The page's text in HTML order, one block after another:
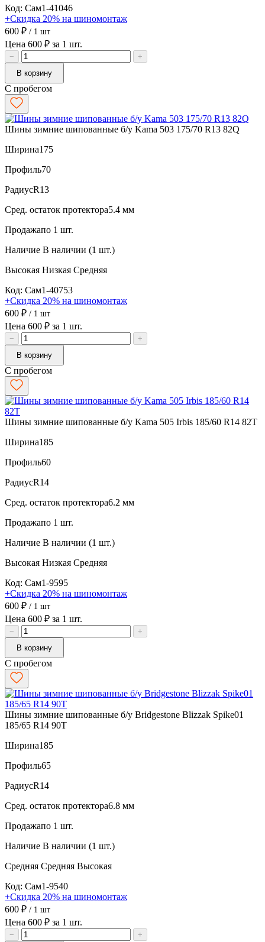
Код: Сам1-41046
+Скидка 20% на шиномонтаж
600 ₽ / 1 шт
Цена 600 ₽ за 1 шт.
−
+
В корзину
С пробегом
Шины зимние шипованные б/у Kama 503 175/70 R13 82Q
Ширина175
Профиль70
РадиусR13
Сред. остаток протектора5.4 мм
Продажапо 1 шт.
Наличие В наличии (1 шт.)
Высокая Низкая Средняя
Код: Сам1-40753
+Скидка 20% на шиномонтаж
600 ₽ / 1 шт
Цена 600 ₽ за 1 шт.
−
+
В корзину
С пробегом
Шины зимние шипованные б/у Kama 505 Irbis 185/60 R14 82T
Ширина185
Профиль60
РадиусR14
Сред. остаток протектора6.2 мм
Продажапо 1 шт.
Наличие В наличии (1 шт.)
Высокая Низкая Средняя
Код: Сам1-9595
+Скидка 20% на шиномонтаж
600 ₽ / 1 шт
Цена 600 ₽ за 1 шт.
−
+
В корзину
С пробегом
Шины зимние шипованные б/у Bridgestone Blizzak Spike01
185/65 R14 90T
Ширина185
Профиль65
РадиусR14
Сред. остаток протектора6.8 мм
Продажапо 1 шт.
Наличие В наличии (1 шт.)
Средняя Средняя Высокая
Код: Сам1-9540
+Скидка 20% на шиномонтаж
600 ₽ / 1 шт
Цена 600 ₽ за 1 шт.
− +